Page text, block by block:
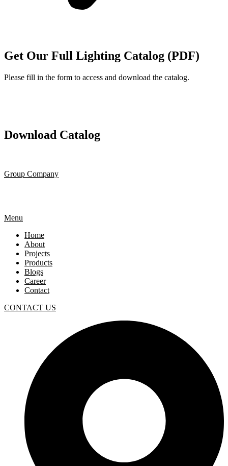
Get Our Full Lighting Catalog (PDF)
Please fill in the form to access and download the catalog.
Download Catalog
Group Company
Menu
Home
About
Projects
Products
Blogs
Career
Contact
CONTACT US